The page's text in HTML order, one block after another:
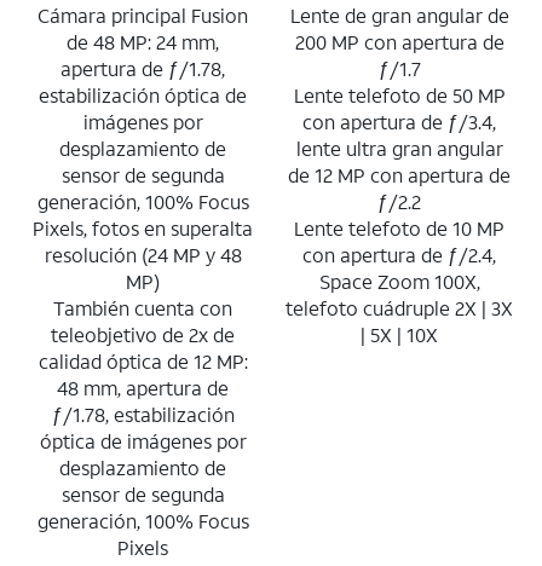
Cámara principal Fusion
de 48 MP: 24 mm,
apertura de ƒ/1.78,
estabilización óptica de
imágenes por
desplazamiento de
sensor de segunda
generación, 100% Focus
Pixels, fotos en superalta
resolución (24 MP y 48
MP)
También cuenta con
teleobjetivo de 2x de
calidad óptica de 12 MP:
48 mm, apertura de
ƒ/1.78, estabilización
óptica de imágenes por
desplazamiento de
sensor de segunda
generación, 100% Focus
Pixels
Lente de gran angular de
200 MP con apertura de
ƒ/1.7
Lente telefoto de 50 MP
con apertura de ƒ/3.4,
lente ultra gran angular
de 12 MP con apertura de
ƒ/2.2
Lente telefoto de 10 MP
con apertura de ƒ/2.4,
Space Zoom 100X,
telefoto cuádruple 2X | 3X
| 5X | 10X